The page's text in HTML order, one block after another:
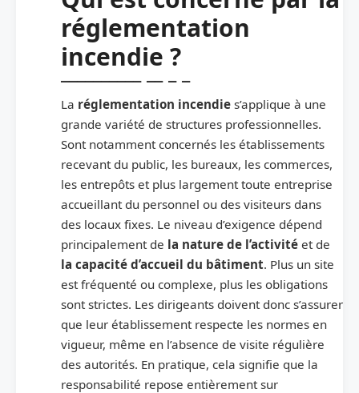
réglementation
incendie ?
La réglementation incendie s’applique à une
grande variété de structures professionnelles.
Sont notamment concernés les établissements
recevant du public, les bureaux, les commerces,
les entrepôts et plus largement toute entreprise
accueillant du personnel ou des visiteurs dans
des locaux fixes. Le niveau d’exigence dépend
principalement de la nature de l’activité et de
la capacité d’accueil du bâtiment. Plus un site
est fréquenté ou complexe, plus les obligations
sont strictes. Les dirigeants doivent donc s’assurer
que leur établissement respecte les normes en
vigueur, même en l’absence de visite régulière
des autorités. En pratique, cela signifie que la
responsabilité repose entièrement sur